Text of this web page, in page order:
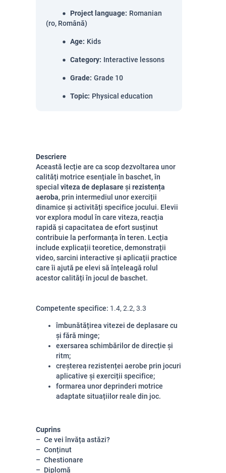
Project language: Romanian
(ro, Română)
Age: Kids
Category: Interactive lessons
Grade: Grade 10
Topic: Physical education
Descriere
Această lecție are ca scop dezvoltarea unor
calități motrice esențiale în baschet, în
special viteza de deplasareși rezistența
aeroba, prin intermediul unor exerciții
dinamice și activități specifice jocului. Elevii
vor explora modul în care viteza, reacția
rapidă și capacitatea de efort susținut
contribuie la performanța în teren. Lecția
include explicații teoretice, demonstrații
video, sarcini interactive și aplicații practice
care îi ajută pe elevi să înțeleagă rolul
acestor calități în jocul de baschet.
Competente specifice: 1.4, 2.2, 3.3
îmbunătățirea vitezei de deplasare cu
și fără minge;
exersarea schimbărilor de direcție și
ritm;
creșterea rezistenței aerobe prin jocuri
aplicative și exerciții specifice;
formarea unor deprinderi motrice
adaptate situațiilor reale din joc.
Cuprins
Ce vei învăța astăzi?
Conținut
Chestionare
Diplomă